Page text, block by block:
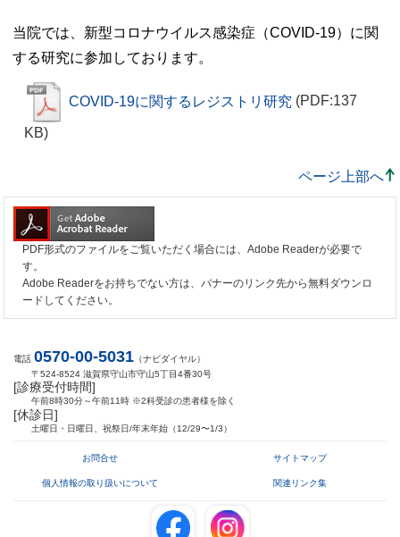
当院では、新型コロナウイルス感染症（COVID-19）に関
する研究に参加しております。
COVID-19に関するレジストリ研究 (PDF:137
KB)
ページ上部へ
PDF形式のファイルをご覧いただく場合には、Adobe Readerが必要で
す。
Adobe Readerをお持ちでない方は、バナーのリンク先から無料ダウンロ
ードしてください。
電話 0570-00-5031 （ナビダイヤル）
〒524-8524 滋賀県守山市守山5丁目4番30号
[診療受付時間]
午前8時30分～午前11時 ※2科受診の患者様を除く
[休診日]
土曜日・日曜日、祝祭日/年末年始（12/29〜1/3）
お問合せ サイトマップ
個人情報の取り扱いについて 関連リンク集